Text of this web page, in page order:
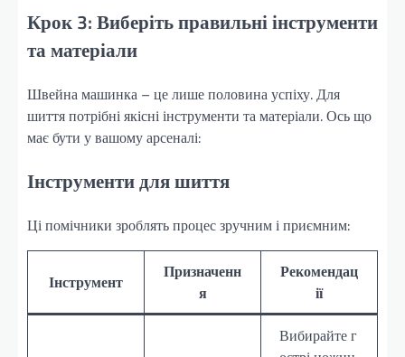
Крок 3: Виберіть правильні інструменти
та матеріали
Швейна машинка – це лише половина успіху. Для
шиття потрібні якісні інструменти та матеріали. Ось що
має бути у вашому арсеналі:
Інструменти для шиття
Ці помічники зроблять процес зручним і приємним:
Інструмент
Призначенн
я
Рекомендац
ії
Вибирайте г